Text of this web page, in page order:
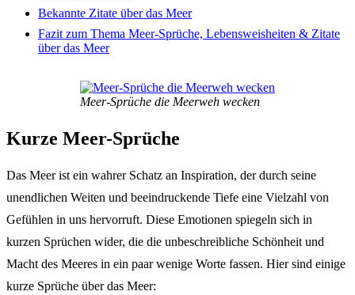
Bekann­te Zita­te über das Meer
Fazit zum Thema Meer-Sprü­che, Lebens­weis­hei­ten & Zita­te
über das Meer
Meer-Sprü­che die Meer­weh wecken
Kurze Meer-Sprü­che
Das Meer ist ein wahrer Schatz an Inspi­ra­ti­on, der durch seine
unend­li­chen Weiten und beein­dru­cken­de Tiefe eine Viel­zahl von
Gefüh­len in uns hervor­ruft. Diese Emotio­nen spie­geln sich in
kurzen Sprü­chen wider, die die unbe­schreib­li­che Schön­heit und
Macht des Meeres in ein paar weni­ge Worte fassen. Hier sind eini­ge
kurze Sprü­che über das Meer: